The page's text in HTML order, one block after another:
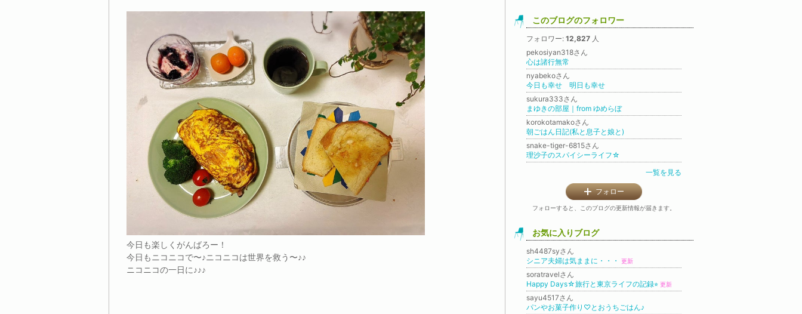
今日も楽しくがんばろー！
今日もニコニコで〜♪ニコニコは世界を救う〜♪♪
ニコニコの一日に♪♪♪
このブログのフォロワー
フォロワー: 12,827 人
pekosiyan318さん
心は諸行無常
nyabekoさん
今日も幸せ 明日も幸せ
sukura333さん
まゆきの部屋｜from ゆめらぼ
korokotamakoさん
朝ごはん日記(私と息子と娘と)
snake-tiger-6815さん
理沙子のスパイシーライフ☆
一覧を見る
フォロー
フォローすると、このブログの更新情報が届きます。
お気に入りブログ
sh4487syさん
シニア夫婦は気ままに・・・
更新
soratravelさん
Happy Days☆旅行と東京ライフの記録⭐︎ 更新
sayu4517さん
パンやお菓子作り♡とおうちごはん♪